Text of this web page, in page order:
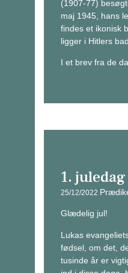
(1907-77)
maj 1945, hans
findes et ikonisk
ligger i Hitlers
I et brev fra de
1. juledag
25/12/2022
Glædelig jul!
Lukas
fødsel, om det,
tusinde år er